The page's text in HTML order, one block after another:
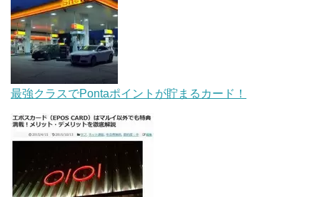
最強クラスでPontaポイントが貯まるカード！